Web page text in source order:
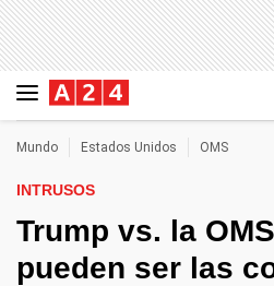
Mundo Estados Unidos OMS
INTRUSOS
Trump vs. la
pueden ser las